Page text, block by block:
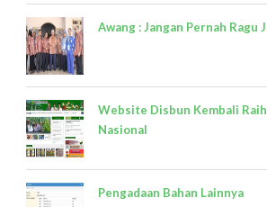
Awang : Jangan Pernah Ragu
Website Disbun Kembali
Nasional
Pengadaan Bahan Lainnya